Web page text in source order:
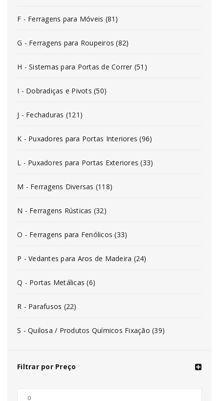
F - Ferragens para Móveis (81)
G - Ferragens para Roupeiros (82)
H - Sistemas para Portas de Correr (51)
I - Dobradiças e Pivots (50)
J - Fechaduras (121)
K - Puxadores para Portas Interiores (96)
L - Puxadores para Portas Exteriores (33)
M - Ferragens Diversas (118)
N - Ferragens Rústicas (32)
O - Ferragens para Fenólicos (33)
P - Vedantes para Aros de Madeira (24)
Q - Portas Metálicas (6)
R - Parafusos (22)
S - Quilosa / Produtos Químicos Fixação (39)
Filtrar por Preço